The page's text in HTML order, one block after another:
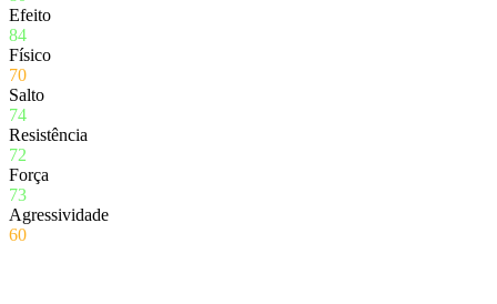
Efeito
84
Físico
70
Salto
74
Resistência
72
Força
73
Agressividade
60